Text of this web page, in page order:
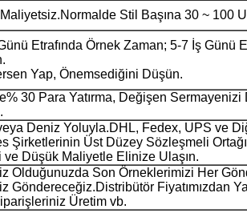
Stil Başına 30 ~ 100
Etrafında Örnek Zaman; 5-7 İş Günü
Yap, Önemsediğini Düşün.
30 Para Yatırma, Değişen
Deniz Yoluyla.DHL, Fedex, UPS ve
Şirketlerinin Üst Düzey Sözleşmeli
ve Düşük Maliyetle Elinize Ulaşın.
Olduğunuzda Son Örneklerimizi Her
Göndereceğiz.Distribütör Fiyatımızdan
Üretim vb.